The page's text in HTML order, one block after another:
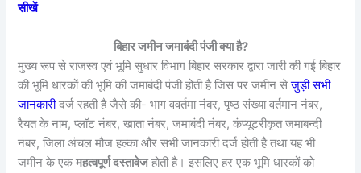
सीखें
बिहार जमीन जमाबंदी पंजी क्या है?
मुख्य रूप से राजस्व एवं भूमि सुधार विभाग बिहार सरकार द्वारा जारी की गई बिहार
की भूमि धारकों की भूमि की जमाबंदी पंजी होती है जिस पर जमीन सेजुड़ी सभी
जानकारीदर्ज रहती है जैसे की- भाग ववर्तमा नंबर, पृष्ठ संख्या वर्तमान नंबर,
रैयत के नाम, प्लॉट नंबर, खाता नंबर, जमाबंदी नंबर, कंप्यूटरीकृत जमाबन्दी
नंबर, जिला अंचल मौज हल्का और सभी जानकारी दर्ज होती है तथा यह भी
जमीन के एकमहत्वपूर्ण दस्तावेजहोती है। इसलिए हर एक भूमि धारकों को